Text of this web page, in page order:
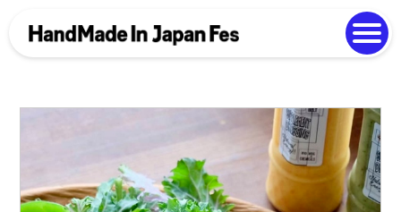
Photo Gallery